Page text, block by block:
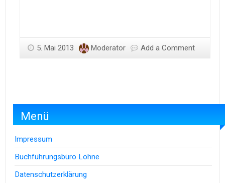
5. Mai 2013 Moderator Add a Comment
Menü
Impressum
Buchführungsbüro Löhne
Datenschutzerklärung